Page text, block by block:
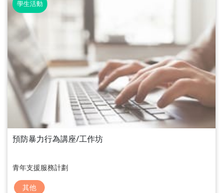
學生活動
預防暴力行為講座/工作坊
青年支援服務計劃
其他